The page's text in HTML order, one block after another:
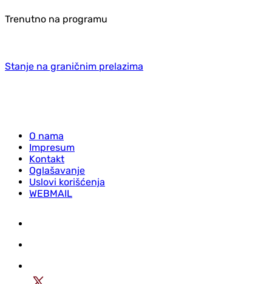
Trenutno na programu
Stanje na graničnim prelazima
O nama
Impresum
Kontakt
Oglašavanje
Uslovi korišćenja
WEBMAIL